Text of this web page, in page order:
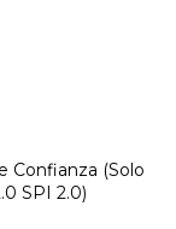
Confianza (Solo
SPI 2.0)